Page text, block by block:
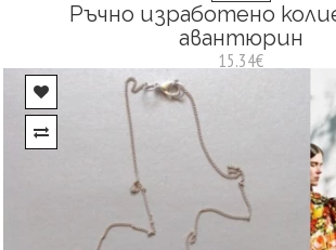
Ръчно изработено
авантюрин
15.34€